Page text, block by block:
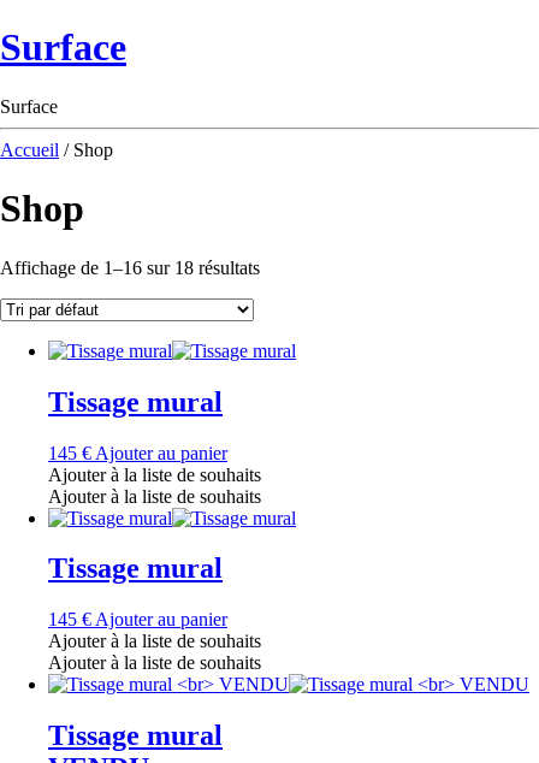
Surface
Surface
Accueil / Shop
Shop
Affichage de 1–16 sur 18 résultats
Tissage mural
145 € Ajouter au panier
Ajouter à la liste de souhaits
Ajouter à la liste de souhaits
Tissage mural
145 € Ajouter au panier
Ajouter à la liste de souhaits
Ajouter à la liste de souhaits
Tissage mural